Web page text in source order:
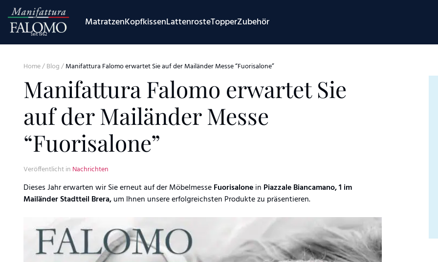
Skip to content
seit 1962
MatratzenKopfkissenLattenrosteTopperZubehör
Home/Blog/Manifattura Falomo erwartet Sie auf der Mailänder Messe “Fuorisalone”
Manifattura Falomo erwartet Sie
auf der Mailänder Messe
“Fuorisalone”
Veröffentlicht in Nachrichten
Dieses Jahr erwarten wir Sie erneut auf der MöbelmesseFuorisalonein Piazzale Biancamano, 1 im
Mailänder Stadtteil Brera,um Ihnen unsere erfolgreichsten Produkte zu präsentieren.